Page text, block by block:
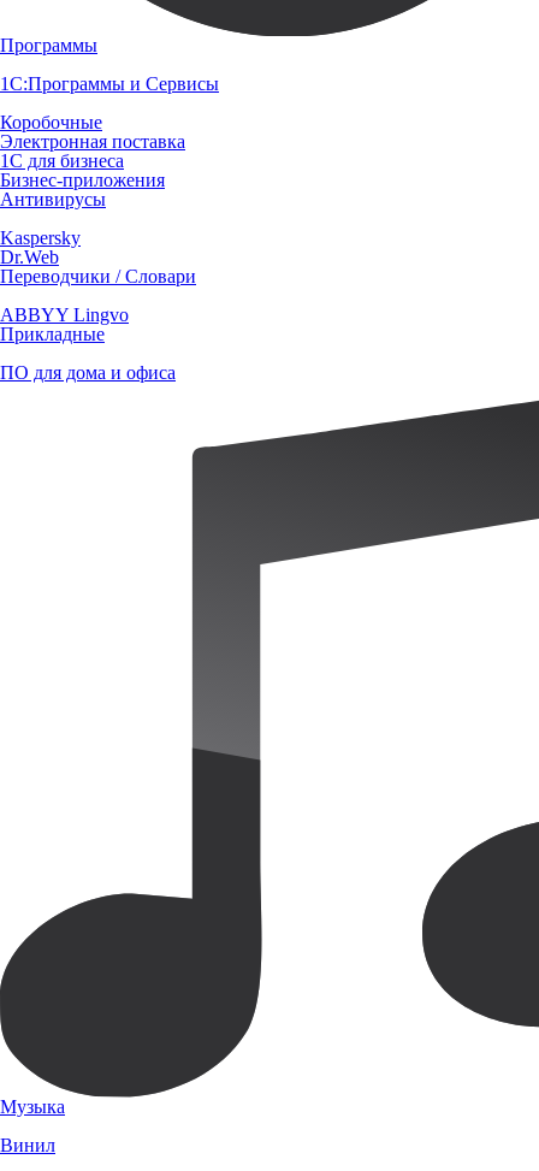
Программы
1С:Программы и Сервисы
Коробочные
Электронная поставка
1С для бизнеса
Бизнес-приложения
Антивирусы
Kaspersky
Dr.Web
Переводчики / Словари
ABBYY Lingvo
Прикладные
ПО для дома и офиса
Музыка
Винил